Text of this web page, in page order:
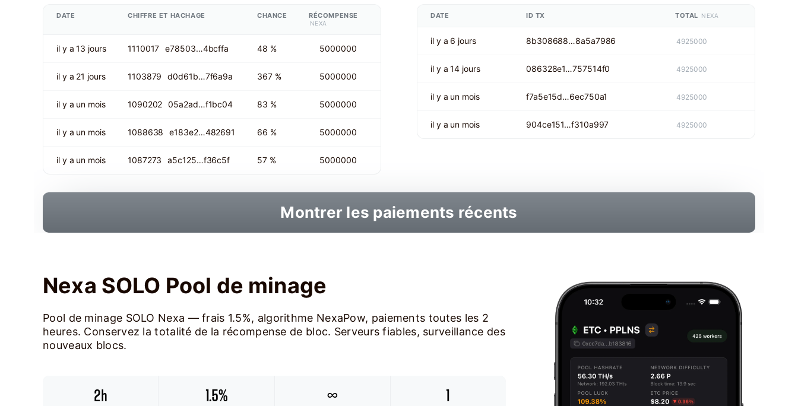
DATE CHIFFRE ET HACHAGE CHANCE RÉCOMPENSE
NEXA
il y a 13 jours 1110017 e78503…4bcffa 48 % 5000000
il y a 21 jours 1103879 d0d61b…7f6a9a 367 % 5000000
il y a un mois 1090202 05a2ad…f1bc04 83 % 5000000
il y a un mois 1088638 e183e2…482691 66 % 5000000
il y a un mois 1087273 a5c125…f36c5f 57 % 5000000
DATE ID TX TOTAL NEXA
il y a 6 jours 8b308688…8a5a7986 4925000
il y a 14 jours 086328e1…757514f0 4925000
il y a un mois f7a5e15d…6ec750a1 4925000
il y a un mois 904ce151…f310a997 4925000
Montrer les paiements récents
Nexa SOLO Pool de minage
Pool de minage SOLO Nexa — frais 1.5%, algorithme NexaPow, paiements toutes les 2
heures. Conservez la totalité de la récompense de bloc. Serveurs fiables, surveillance des
nouveaux blocs.
2h 1.5% ∞ 1